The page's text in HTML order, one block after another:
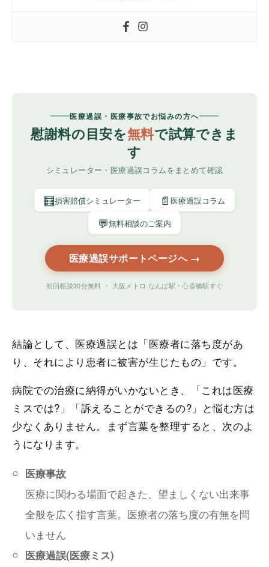
医療過誤・医療事故でお悩みの方へ
慰謝料の目安を無料で試算できま
す
シミュレーター・医療過誤コラムをまとめて確認
🧮損害賠償シミュレーター 📄 医療過誤コラム
💬無料相談のご案内
医療過誤サポートページへ →
初回相談30分無料 ・ 大阪メトロ なんば駅・心斎橋駅すぐ
結論として、医療過誤とは「医療者に落ち度があ
り、それにより患者に被害が生じたもの」です。
病院での治療に納得がいかないとき、「これは医療
ミスでは?」「訴えることができるの?」と悩む方は
少なくありません。まず言葉を整理すると、次のよ
うになります。
医療事故
医療に関わる場面で起きた、望ましくない出来事
全般を広く指す言葉。医療者の落ち度の有無を問
いません
医療過誤(医療ミス)